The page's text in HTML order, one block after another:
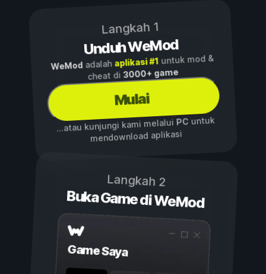
Langkah 1
Unduh WeMod
WeModadalah aplikasi #1untuk mod &
cheat di3000+ game
Mulai
...atau kunjungi kami melalui PCuntuk
mendownload aplikasi
Langkah 2
Buka Game di WeMod
Game Saya